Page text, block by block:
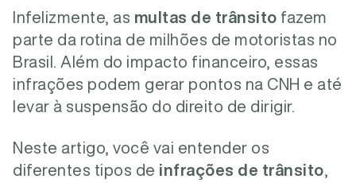
Infelizmente, as multas de trânsito fazem
parte da rotina de milhões de motoristas no
Brasil. Além do impacto financeiro, essas
infrações podem gerar pontos na CNH e até
levar à suspensão do direito de dirigir.
Neste artigo, você vai entender os
diferentes tipos de infrações de trânsito